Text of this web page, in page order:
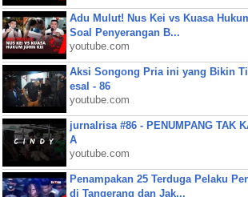
Adu Mulut! Nus Kei vs Kuasa
Soal Penyerangan B...
youtube.com
Aksi Songong Pria ini yang Bikin
esal - 86
youtube.com
jurnalrisa #86 - PENUMPANG TAK
A
youtube.com
Penampakan 25 Terduga Pelaku
di Tangerang dan Jak...